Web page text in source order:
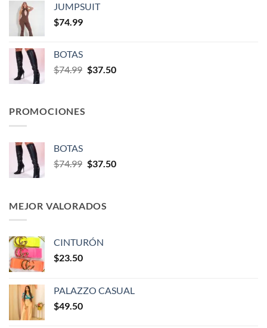
JUMPSUIT
$74.99
BOTAS
$74.99 $37.50
PROMOCIONES
BOTAS
$74.99 $37.50
MEJOR VALORADOS
CINTURÓN
$23.50
PALAZZO CASUAL
$49.50